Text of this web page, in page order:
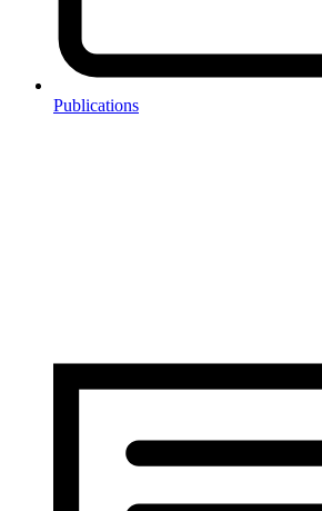
Publications